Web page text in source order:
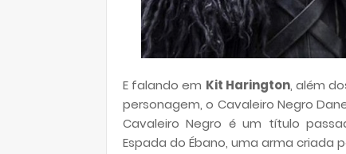
E falando em Kit Harington, além
personagem, o Cavaleiro Negro
Cavaleiro Negro é um título
Espada do Ébano, uma arma criada